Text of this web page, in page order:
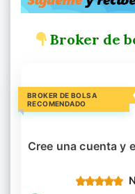
Broker de
BROKER DE BOLSA
RECOMENDADO
Cree una cuenta y